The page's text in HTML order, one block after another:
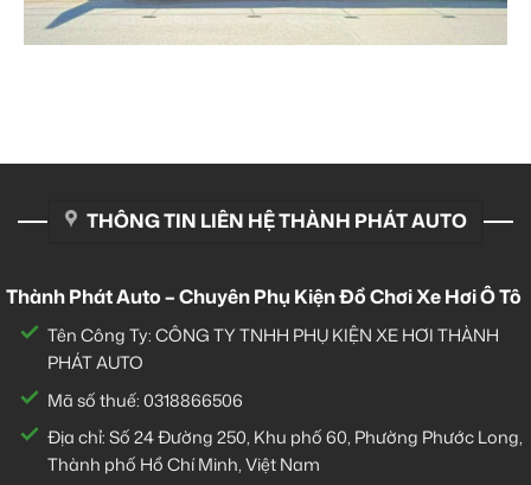
THÔNG TIN LIÊN HỆ THÀNH PHÁT AUTO
Thành Phát Auto – Chuyên Phụ Kiện Đồ Chơi Xe Hơi Ô Tô
Tên Công Ty: CÔNG TY TNHH PHỤ KIỆN XE HƠI THÀNH
PHÁT AUTO
Mã số thuế: 0318866506
Địa chỉ: Số 24 Đường 250, Khu phố 60, Phường Phước Long,
Thành phố Hồ Chí Minh, Việt Nam